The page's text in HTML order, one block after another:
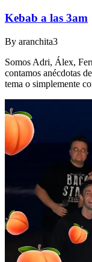
Kebab a las 3am
By aranchita3
Somos Adri, Álex,
contamos anécdotas
tema o simplemente